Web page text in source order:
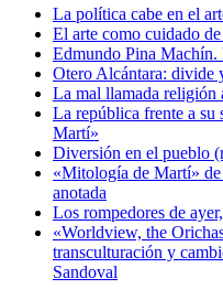
La política cabe en el
El arte como cuidado
Edmundo Pina
Otero Alcántara: divide
La mal llamada religión
La república frente a
Martí»
Diversión en el pueblo
«Mitología de Martí»
anotada
Los rompedores de
«Worldview, the
transculturación y
Sandoval